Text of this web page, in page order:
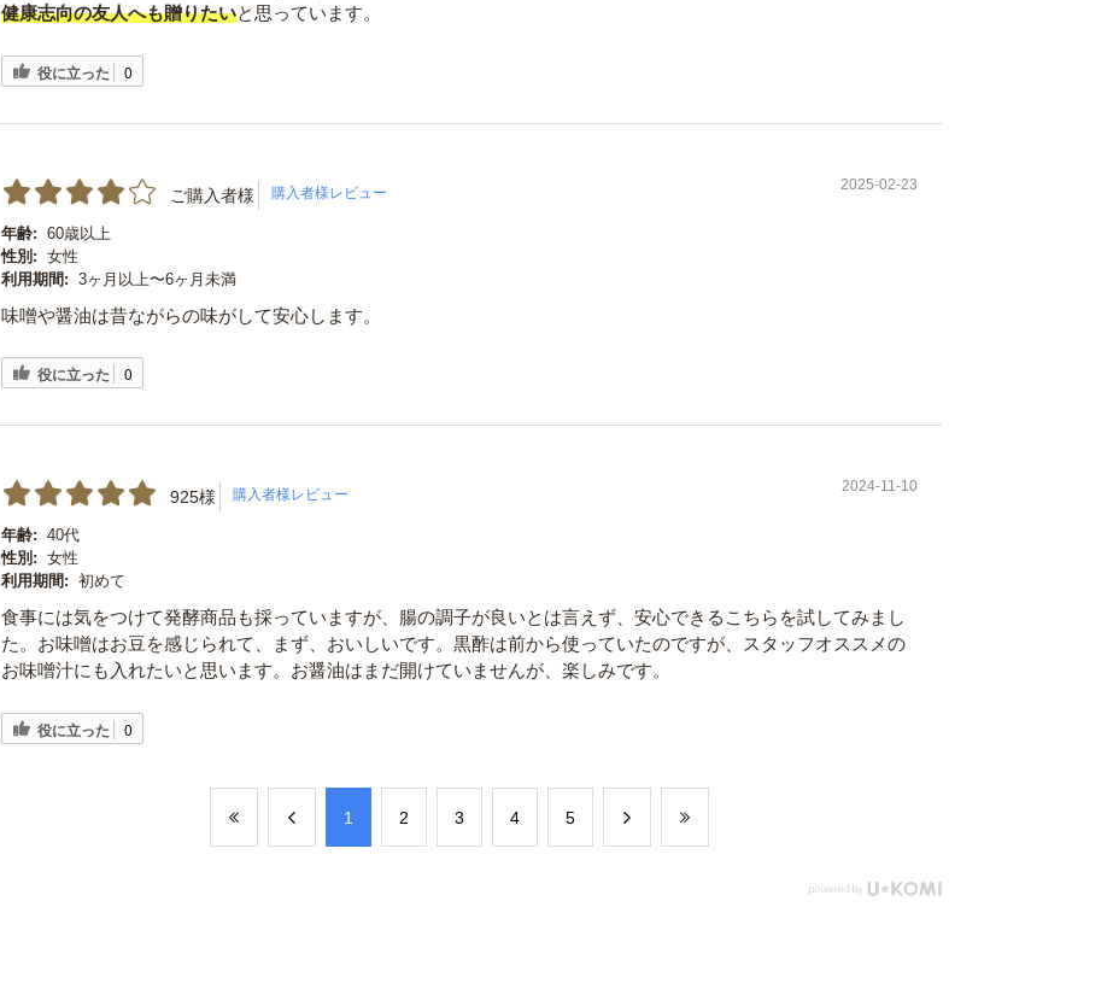
健康志向の友人へも贈りたいと思っています。
役に立った 0
ご購入者様
2025-02-23
年齢: 60歳以上
性別: 女性
利用期間: 3ヶ月以上〜6ヶ月未満
味噌や醤油は昔ながらの味がして安心します。
役に立った 0
925様
2024-11-10
年齢: 40代
性別: 女性
利用期間: 初めて
食事には気をつけて発酵商品も採っていますが、腸の調子が良いとは言えず、安心できるこちらを試してみまし
た。お味噌はお豆を感じられて、まず、おいしいです。黒酢は前から使っていたのですが、スタッフオススメの
お味噌汁にも入れたいと思います。お醤油はまだ開けていませんが、楽しみです。
役に立った 0
​1 ​2 ​3 ​4 ​5